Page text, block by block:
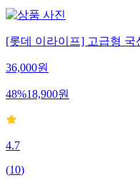
[롯데 이라이프] 고급형 국
36,000원
48%18,900원
4.7
(10)